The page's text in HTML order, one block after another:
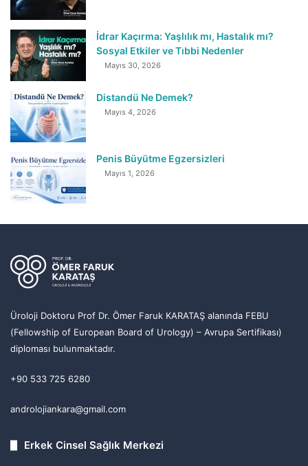
İdrar Kaçırma: Yaşlılık mı, Hastalık mı?
Sosyal Etkiler ve Tıbbi Nedenler
Mayıs 30, 2026
Distandü Ne Demek?
Mayıs 4, 2026
Penis Büyütme Egzersizleri
Mayıs 1, 2026
Üroloji Doktoru Prof Dr. Ömer Faruk KARATAŞ alanında FEBU
(Fellowship of European Board of Urology) – Avrupa Sertifikası)
diploması bulunmaktadır.
+90 533 725 6280
androlojiankara@gmail.com
Erkek Cinsel Sağlık Merkezi